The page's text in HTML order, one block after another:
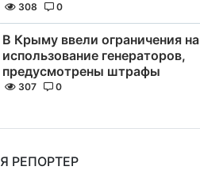
308 0
В Крыму ввели ограничения на
использование генераторов,
предусмотрены штрафы
307 0
Я РЕПОРТЕР